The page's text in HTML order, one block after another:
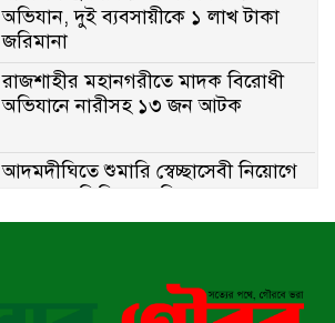
অভিযান, দুই ব্যবসায়ীকে ১ লাখ টাকা
জরিমানা
রাজশাহীর মহানগরীতে মাদক বিরোধী
অভিযানে নারীসহ ১৩ জন আটক
আদমদীঘিতে শুমারি স্বেচ্ছাসেবী নিয়োগে
যোগ্যতার ভিত্তিতে তালিকা প্রকাশ;
নির্বাচিতদের আ.লীগ ট্যাগে প্রচারণা
নেওয়ার হুমকি দিলেন দোড়া মাদরাসার
পরিচয় দেওয়া সভাপতি